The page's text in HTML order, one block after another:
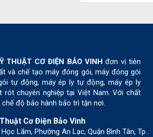
THUẬT CƠ ĐIỆN BẢO VINH đơn vị tiên
và chế tạo máy đóng gói, máy đóng gói
tự động, máy ép ly tự động, máy ép ly
rót chuyên nghiệp tại Việt Nam. Với chất
độ bảo hành bảo trì tận nơi.
Cơ Điện Bảo Vinh
Lãm, Phường An Lạc, Quận Bình Tân, Tp .